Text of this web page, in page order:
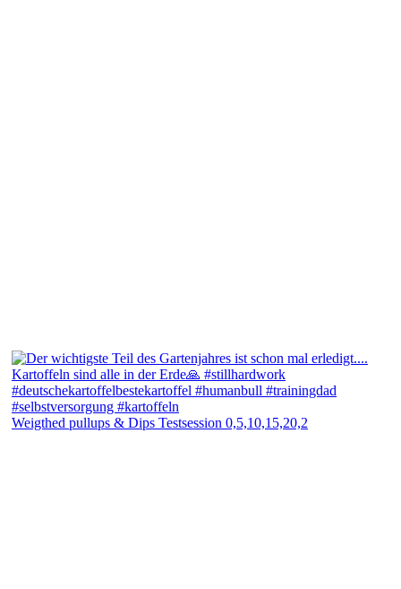
Weigthed pullups & Dips Testsession 0,5,10,15,20,2